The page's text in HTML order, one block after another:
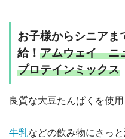
お子様からシニアま
給！ アムウェイ ニ
プロテインミックス
良質な大豆たんぱくを使用
牛乳などの飲み物にさっ